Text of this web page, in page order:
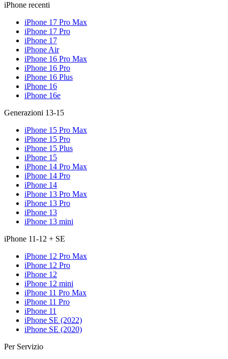
iPhone recenti
iPhone 17 Pro Max
iPhone 17 Pro
iPhone 17
iPhone Air
iPhone 16 Pro Max
iPhone 16 Pro
iPhone 16 Plus
iPhone 16
iPhone 16e
Generazioni 13-15
iPhone 15 Pro Max
iPhone 15 Pro
iPhone 15 Plus
iPhone 15
iPhone 14 Pro Max
iPhone 14 Pro
iPhone 14
iPhone 13 Pro Max
iPhone 13 Pro
iPhone 13
iPhone 13 mini
iPhone 11-12 + SE
iPhone 12 Pro Max
iPhone 12 Pro
iPhone 12
iPhone 12 mini
iPhone 11 Pro Max
iPhone 11 Pro
iPhone 11
iPhone SE (2022)
iPhone SE (2020)
Per Servizio